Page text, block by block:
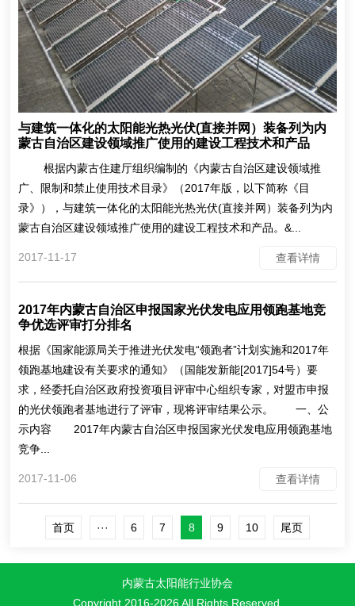
与建筑一体化的太阳能光热光伏(直接并网）装备列为内
蒙古自治区建设领域推广使用的建设工程技术和产品
根据内蒙古住建厅组织编制的《内蒙古自治区建设领域推
广、限制和禁止使用技术目录》（2017年版，以下简称《目
录》），与建筑一体化的太阳能光热光伏(直接并网）装备列为内
蒙古自治区建设领域推广使用的建设工程技术和产品。&...
2017-11-17 查看详情
2017年内蒙古自治区申报国家光伏发电应用领跑基地竞
争优选评审打分排名
根据《国家能源局关于推进光伏发电“领跑者”计划实施和2017年
领跑基地建设有关要求的通知》（国能发新能[2017]54号）要
求，经委托自治区政府投资项目评审中心组织专家，对盟市申报
的光伏领跑者基地进行了评审，现将评审结果公示。 一、公
示内容 2017年内蒙古自治区申报国家光伏发电应用领跑基地
竞争...
2017-11-06 查看详情
首页 ··· 6 7 8 9 10 尾页
内蒙古太阳能行业协会
Copyright 2016-2026 All Rights Reserved.